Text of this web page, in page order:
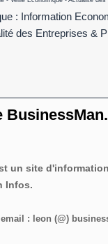
: Information
des Entreprises &
un site
Infos.
: leon (@)